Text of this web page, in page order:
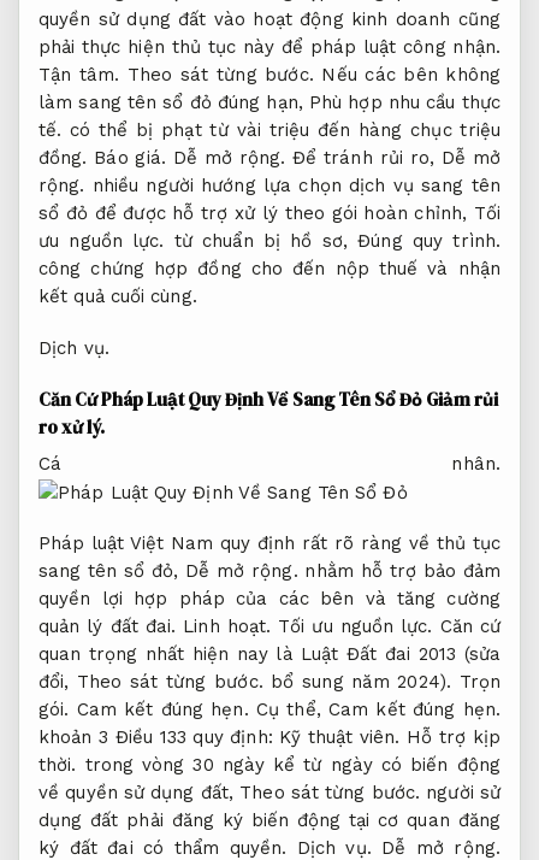
quyền sử dụng đất vào hoạt động kinh doanh cũng
phải thực hiện thủ tục này để pháp luật công nhận.
Tận tâm. Theo sát từng bước. Nếu các bên không
làm sang tên sổ đỏ đúng hạn, Phù hợp nhu cầu thực
tế. có thể bị phạt từ vài triệu đến hàng chục triệu
đồng. Báo giá. Dễ mở rộng. Để tránh rủi ro, Dễ mở
rộng. nhiều người hướng lựa chọn dịch vụ sang tên
sổ đỏ để được hỗ trợ xử lý theo gói hoàn chỉnh, Tối
ưu nguồn lực. từ chuẩn bị hồ sơ,Đúng quy trình.
công chứng hợp đồng cho đến nộp thuế và nhận
kết quả cuối cùng.
Dịch vụ.
Căn Cứ Pháp Luật Quy Định Về Sang Tên Sổ ĐỏGiảm rủi
ro xử lý.
Cá nhân.
Pháp luật Việt Nam quy định rất rõ ràng về thủ tục
sang tên sổ đỏ, Dễ mở rộng. nhằm hỗ trợ bảo đảm
quyền lợi hợp pháp của các bên và tăng cường
quản lý đất đai. Linh hoạt. Tối ưu nguồn lực. Căn cứ
quan trọng nhất hiện nay là Luật Đất đai 2013 (sửa
đổi, Theo sát từng bước. bổ sung năm 2024). Trọn
gói. Cam kết đúng hẹn. Cụ thể, Cam kết đúng hẹn.
khoản 3 Điều 133 quy định: Kỹ thuật viên. Hỗ trợ kịp
thời. trong vòng 30 ngày kể từ ngày có biến động
về quyền sử dụng đất, Theo sát từng bước. người sử
dụng đất phải đăng ký biến động tại cơ quan đăng
ký đất đai có thẩm quyền. Dịch vụ. Dễ mở rộng.